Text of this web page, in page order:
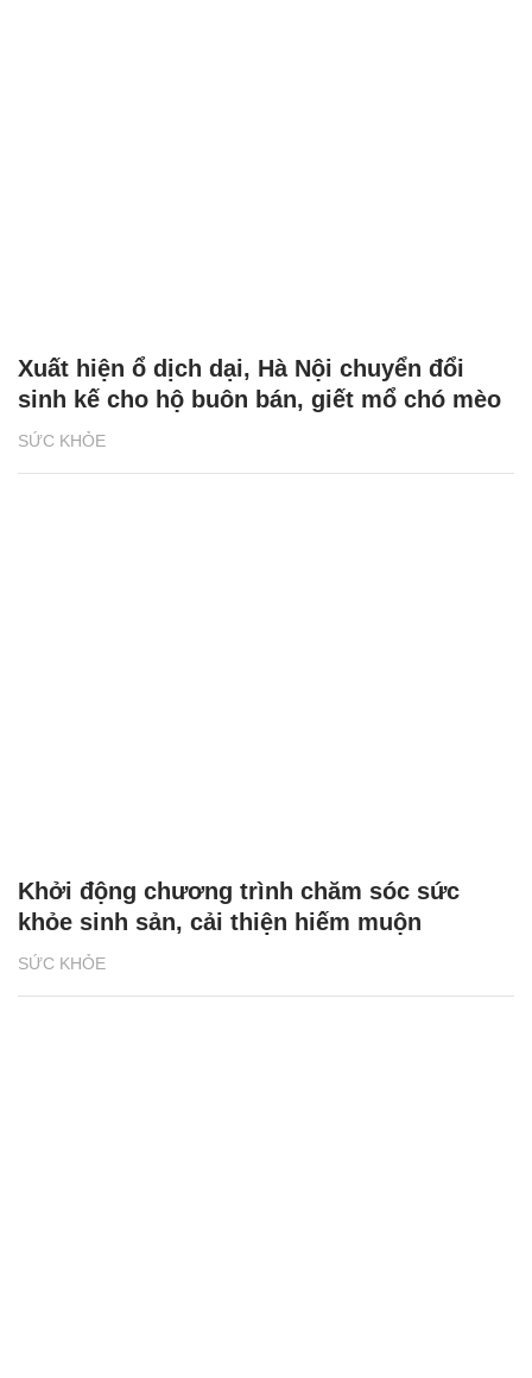
SỨC KHỎE
Xuất hiện ổ dịch dại, Hà Nội chuyển đổi
sinh kế cho hộ buôn bán, giết mổ chó mèo
SỨC KHỎE
Khởi động chương trình chăm sóc sức
khỏe sinh sản, cải thiện hiếm muộn